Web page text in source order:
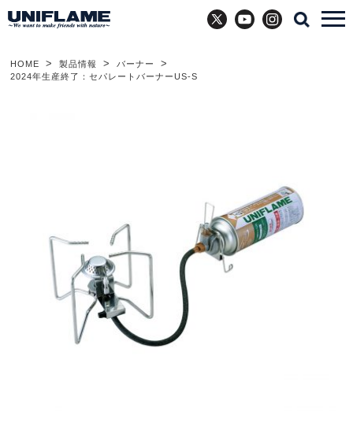
X YouTubeInstagram
HOME 製品情報
バーナー
2024年生産終了：セパレートバーナーUS-S